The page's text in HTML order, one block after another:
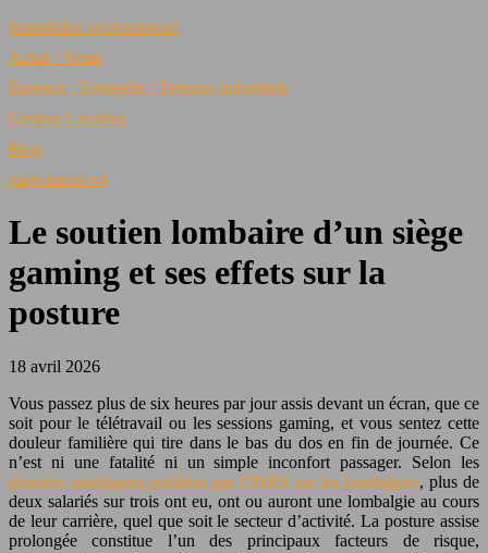
Immobilier professionnel
Achat / Vente
Bureaux / Entrepôts / Terrains industriels
Gestion Locative
Blog
viaje-travel-v4
Le soutien lombaire d’un siège
gaming et ses effets sur la
posture
18 avril 2026
Vous passez plus de six heures par jour assis devant un écran, que ce
soit pour le télétravail ou les sessions gaming, et vous sentez cette
douleur familière qui tire dans le bas du dos en fin de journée. Ce
n’est ni une fatalité ni un simple inconfort passager. Selon les
données statistiques publiées par l’INRS sur les lombalgies, plus de
deux salariés sur trois ont eu, ont ou auront une lombalgie au cours
de leur carrière, quel que soit le secteur d’activité. La posture assise
prolongée constitue l’un des principaux facteurs de risque,